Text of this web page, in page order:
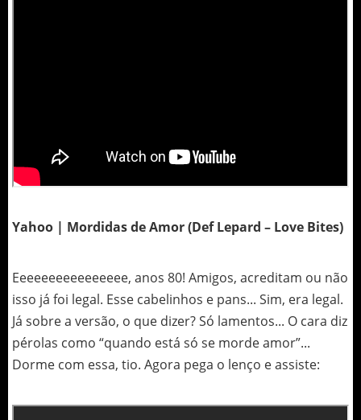
Yahoo | Mordidas de Amor (Def Lepard – Love Bites)
Eeeeeeeeeeeeeeee, anos 80! Amigos, acreditam ou não
isso já foi legal. Esse cabelinhos e pans... Sim, era legal.
Já sobre a versão, o que dizer? Só lamentos... O cara diz
pérolas como “quando está só se morde amor”...
Dorme com essa, tio. Agora pega o lenço e assiste: